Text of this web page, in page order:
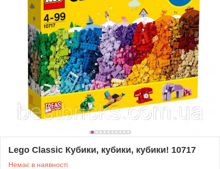
Lego Classic Кубики, кубики, кубики! 10717
Немає в наявності